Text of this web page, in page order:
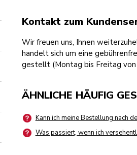
Kontakt zum
Wir freuen uns, Ihnen
handelt sich um eine
gestellt (Montag bis Freitag von
ÄHNLICHE HÄUFIG
Kann ich meine Bestellung nach
Was passiert, wenn ich